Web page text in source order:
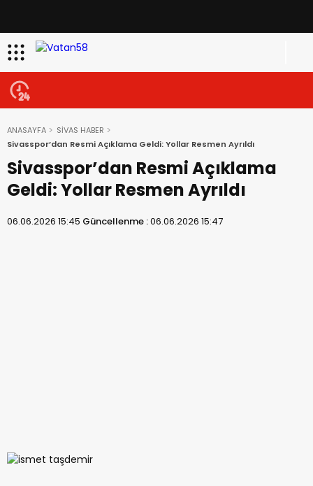
ANASAYFA
SİVAS HABER
Sivasspor’dan Resmi Açıklama Geldi: Yollar Resmen Ayrıldı
Sivasspor’dan Resmi Açıklama
Geldi: Yollar Resmen Ayrıldı
06.06.2026 15:45 Güncellenme :06.06.2026 15:47